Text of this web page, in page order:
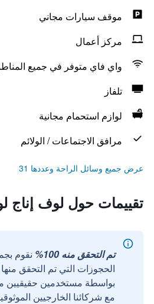
موقف سيارات مجاني
مركز أعمال
واي فاي متوفر في جميع
تلفاز
لوازم استحمام مجانية
مرافق الاجتماعات / الولائم
عرض جميع وسائل الراحة وعددها 31
تقييمات حول لوف إناج
تم التحقق منه 100%
نقوم
الحجوزات التي تم التحقق
مع شركائنا الخارجيين